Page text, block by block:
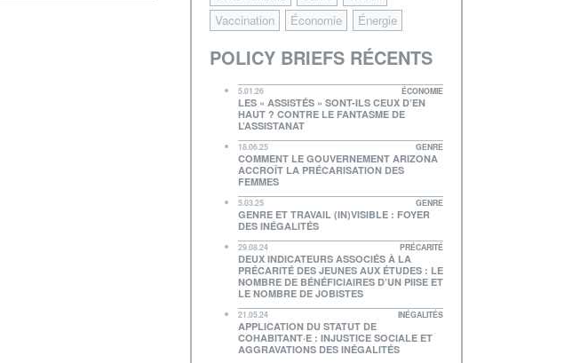
Vaccination
Économie Énergie
POLICY BRIEFS RÉCENTS
5.01.26 ÉCONOMIE
LES « ASSISTÉS » SONT-ILS CEUX D’EN
HAUT ? CONTRE LE FANTASME DE
L’ASSISTANAT
18.06.25 GENRE
COMMENT LE GOUVERNEMENT ARIZONA
ACCROÎT LA PRÉCARISATION DES
FEMMES
5.03.25 GENRE
GENRE ET TRAVAIL (IN)VISIBLE : FOYER
DES INÉGALITÉS
29.08.24 PRÉCARITÉ
DEUX INDICATEURS ASSOCIÉS À LA
PRÉCARITÉ DES JEUNES AUX ÉTUDES : LE
NOMBRE DE BÉNÉFICIAIRES D’UN PIISE ET
LE NOMBRE DE JOBISTES
21.05.24 INÉGALITÉS
APPLICATION DU STATUT DE
COHABITANT·E : INJUSTICE SOCIALE ET
AGGRAVATIONS DES INÉGALITÉS